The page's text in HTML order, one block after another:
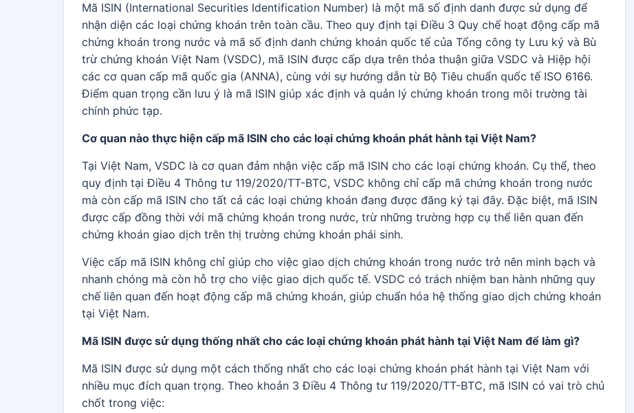
Mã ISIN (International Securities Identification Number) là một mã số định danh được sử dụng để
nhận diện các loại chứng khoán trên toàn cầu. Theo quy định tại Điều 3 Quy chế hoạt động cấp mã
chứng khoán trong nước và mã số định danh chứng khoán quốc tế của Tổng công ty Lưu ký và Bù
trừ chứng khoán Việt Nam (VSDC), mã ISIN được cấp dựa trên thỏa thuận giữa VSDC và Hiệp hội
các cơ quan cấp mã quốc gia (ANNA), cùng với sự hướng dẫn từ Bộ Tiêu chuẩn quốc tế ISO 6166.
Điểm quan trọng cần lưu ý là mã ISIN giúp xác định và quản lý chứng khoán trong môi trường tài
chính phức tạp.
Cơ quan nào thực hiện cấp mã ISIN cho các loại chứng khoán phát hành tại Việt Nam?
Tại Việt Nam, VSDC là cơ quan đảm nhận việc cấp mã ISIN cho các loại chứng khoán. Cụ thể, theo
quy định tại Điều 4 Thông tư 119/2020/TT-BTC, VSDC không chỉ cấp mã chứng khoán trong nước
mà còn cấp mã ISIN cho tất cả các loại chứng khoán đang được đăng ký tại đây. Đặc biệt, mã ISIN
được cấp đồng thời với mã chứng khoán trong nước, trừ những trường hợp cụ thể liên quan đến
chứng khoán giao dịch trên thị trường chứng khoán phái sinh.
Việc cấp mã ISIN không chỉ giúp cho việc giao dịch chứng khoán trong nước trở nên minh bạch và
nhanh chóng mà còn hỗ trợ cho việc giao dịch quốc tế. VSDC có trách nhiệm ban hành những quy
chế liên quan đến hoạt động cấp mã chứng khoán, giúp chuẩn hóa hệ thống giao dịch chứng khoán
tại Việt Nam.
Mã ISIN được sử dụng thống nhất cho các loại chứng khoán phát hành tại Việt Nam để làm gì?
Mã ISIN được sử dụng một cách thống nhất cho các loại chứng khoán phát hành tại Việt Nam với
nhiều mục đích quan trọng. Theo khoản 3 Điều 4 Thông tư 119/2020/TT-BTC, mã ISIN có vai trò chủ
chốt trong việc: